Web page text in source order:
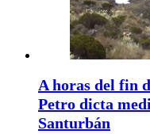
A horas del fin
Petro dicta
Santurbán